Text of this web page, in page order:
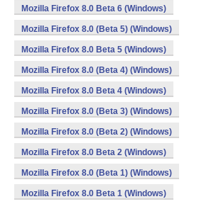
Mozilla Firefox 8.0 Beta 6 (Windows)
Mozilla Firefox 8.0 (Beta 5) (Windows)
Mozilla Firefox 8.0 Beta 5 (Windows)
Mozilla Firefox 8.0 (Beta 4) (Windows)
Mozilla Firefox 8.0 Beta 4 (Windows)
Mozilla Firefox 8.0 (Beta 3) (Windows)
Mozilla Firefox 8.0 (Beta 2) (Windows)
Mozilla Firefox 8.0 Beta 2 (Windows)
Mozilla Firefox 8.0 (Beta 1) (Windows)
Mozilla Firefox 8.0 Beta 1 (Windows)